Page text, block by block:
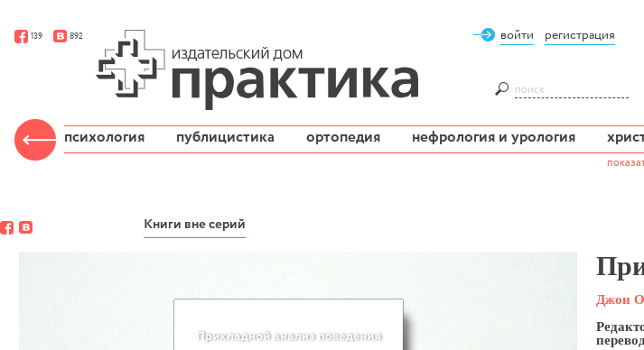
139 892 войти регистрация
психология публицистика ортопедия нефрология и урология
Книги вне серий
Джон